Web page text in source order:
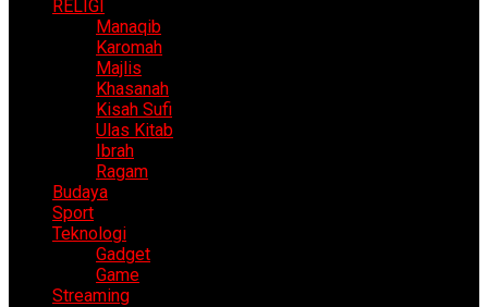
RELIGI
Manaqib
Karomah
Majlis
Khasanah
Kisah Sufi
Ulas Kitab
Ibrah
Ragam
Budaya
Sport
Teknologi
Gadget
Game
Streaming